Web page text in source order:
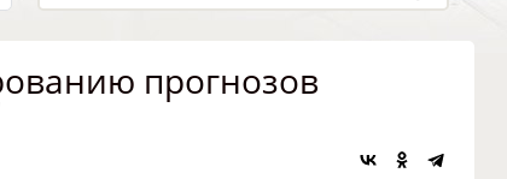
прогнозов